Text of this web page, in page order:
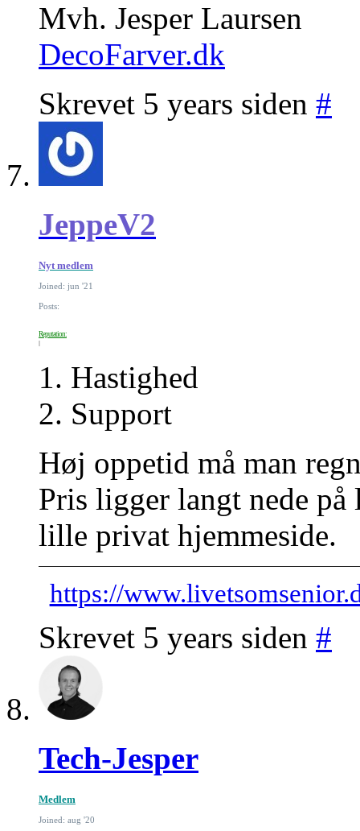
Mvh. Jesper Laursen
DecoFarver.dk
Skrevet 5 years siden #
JeppeV2
Nyt medlem
Joined: jun '21
Posts:
Reputation:
1. Hastighed
2. Support
Høj oppetid må man
Pris ligger langt nede
lille privat hjemmeside.
https://
Skrevet 5 years siden #
Tech-Jesper
Medlem
Joined: aug '20